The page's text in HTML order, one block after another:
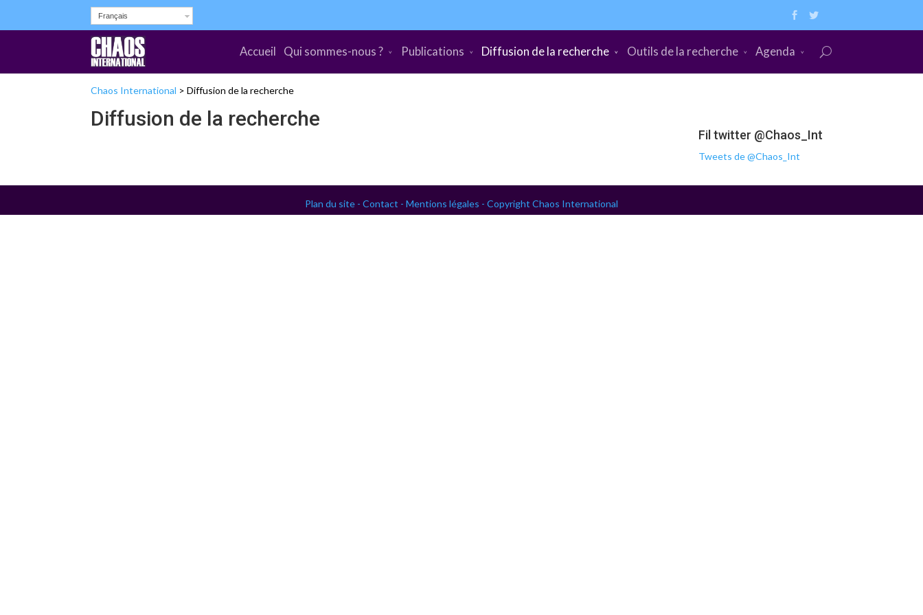
Français
Accueil Qui sommes-nous ? Publications Diffusion de la recherche Outils de la recherche Agenda
Chaos International > Diffusion de la recherche
Diffusion de la recherche
Fil twitter @Chaos_Int
Tweets de @Chaos_Int
Plan du site - Contact - Mentions légales - Copyright Chaos International